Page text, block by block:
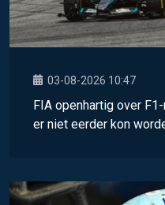
03-08-2026 10:47
FIA openhartig over
er niet eerder kon